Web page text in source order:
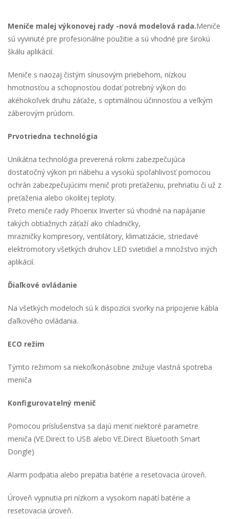
Meniče malej výkonovej rady -nová modelová rada.Meniče
sú vyvinuté pre profesionálne použitie a sú vhodné pre širokú
škálu aplikácií.
Meniče s naozaj čistým sínusovým priebehom, nízkou
hmotnosťou a schopnosťou dodať potrebný výkon do
akéhokoľvek druhu záťaže, s optimálnou účinnosťou a veľkým
záberovým prúdom.
Prvotriedna technológia
Unikátna technológia preverená rokmi zabezpečujúca
dostatočný výkon pri nábehu a vysokú spoľahlivosť pomocou
ochrán zabezpečujúcimi menič proti preťaženiu, prehriatiu či už z
preťaženia alebo okolitej teploty.
Preto meniče rady Phoenix Inverter sú vhodné na napájanie
takých obtiažnych záťaží ako chladničky,
mrazničky kompresory, ventilátory, klimatizácie, striedavé
elektromotory všetkých druhov LED svietidiel a množstvo iných
aplikácií.
Ďiaľkové ovládanie
Na všetkých modeloch sú k dispozícii svorky na pripojenie kábla
ďaľkového ovládania.
ECO režim
Týmto režimom sa niekoľkonásobne znižuje vlastná spotreba
meniča
Konfigurovatelný menič
Pomocou príslušenstva sa dajú meniť niektoré parametre
meniča (VE.Direct to USB alebo VE.Direct Bluetooth Smart
Dongle)
Alarm podpätia alebo prepätia batérie a resetovacia úroveň.
Úroveň vypnutia pri nízkom a vysokom napätí batérie a
resetovacia úroveň.